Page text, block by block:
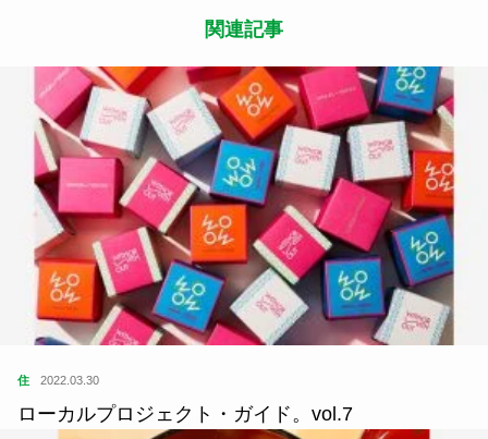
関連記事
住 2022.03.30
ローカルプロジェクト・ガイド。vol.7